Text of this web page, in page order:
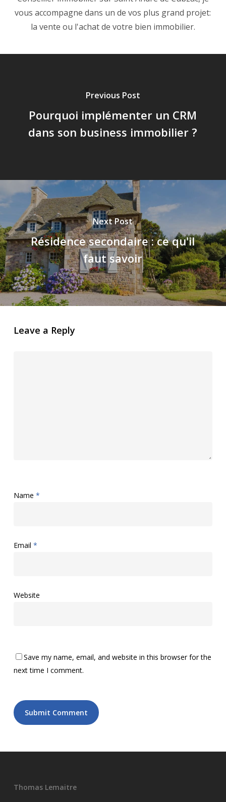
vous accompagne dans un de vos plus grand projet:
la vente ou l'achat de votre bien immobilier.
Previous Post
Pourquoi implémenter un CRM
dans son business immobilier ?
Next Post
Résidence secondaire : ce qu'il
faut savoir
Leave a Reply
Name *
Email *
Website
Save my name, email, and website in this browser for the
next time I comment.
Thomas Lemaitre